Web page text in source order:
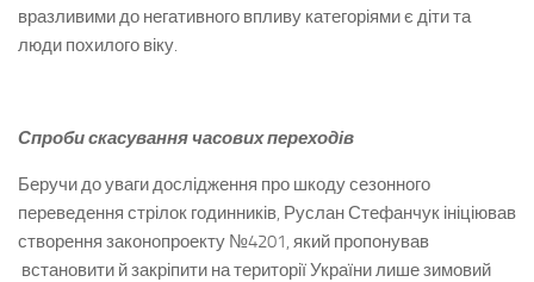
вразливими до негативного впливу категоріями є діти та
люди похилого віку.
Спроби скасування часових переходів
Беручи до уваги дослідження про шкоду сезонного
переведення стрілок годинників, Руслан Стефанчук ініціював
створення законопроекту №4201, який пропонував
встановити й закріпити на території України лише зимовий